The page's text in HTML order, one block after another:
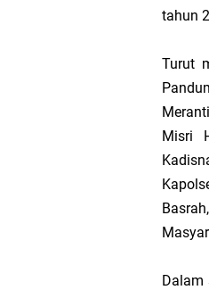
tahun
Turut
Misri
Dalam